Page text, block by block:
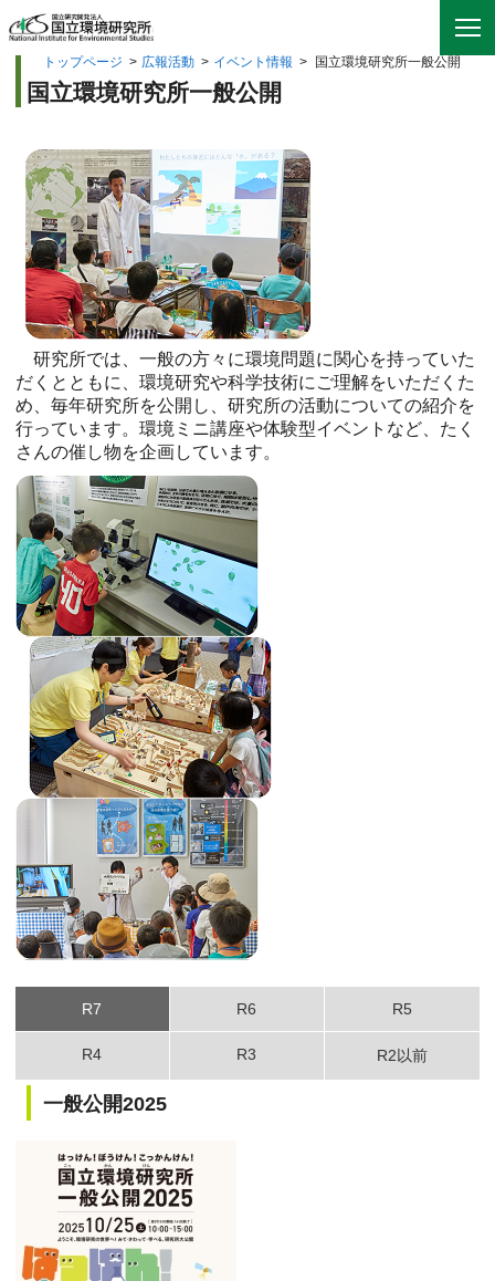
トップページ > 広報活動 > イベント情報 > 国立環境研究所一般公開
国立環境研究所一般公開
研究所では、一般の方々に環境問題に関心を持っていた
だくとともに、環境研究や科学技術にご理解をいただくた
め、毎年研究所を公開し、研究所の活動についての紹介を
行っています。環境ミニ講座や体験型イベントなど、たく
さんの催し物を企画しています。
R7 R6 R5
R4 R3 R2以前
一般公開2025